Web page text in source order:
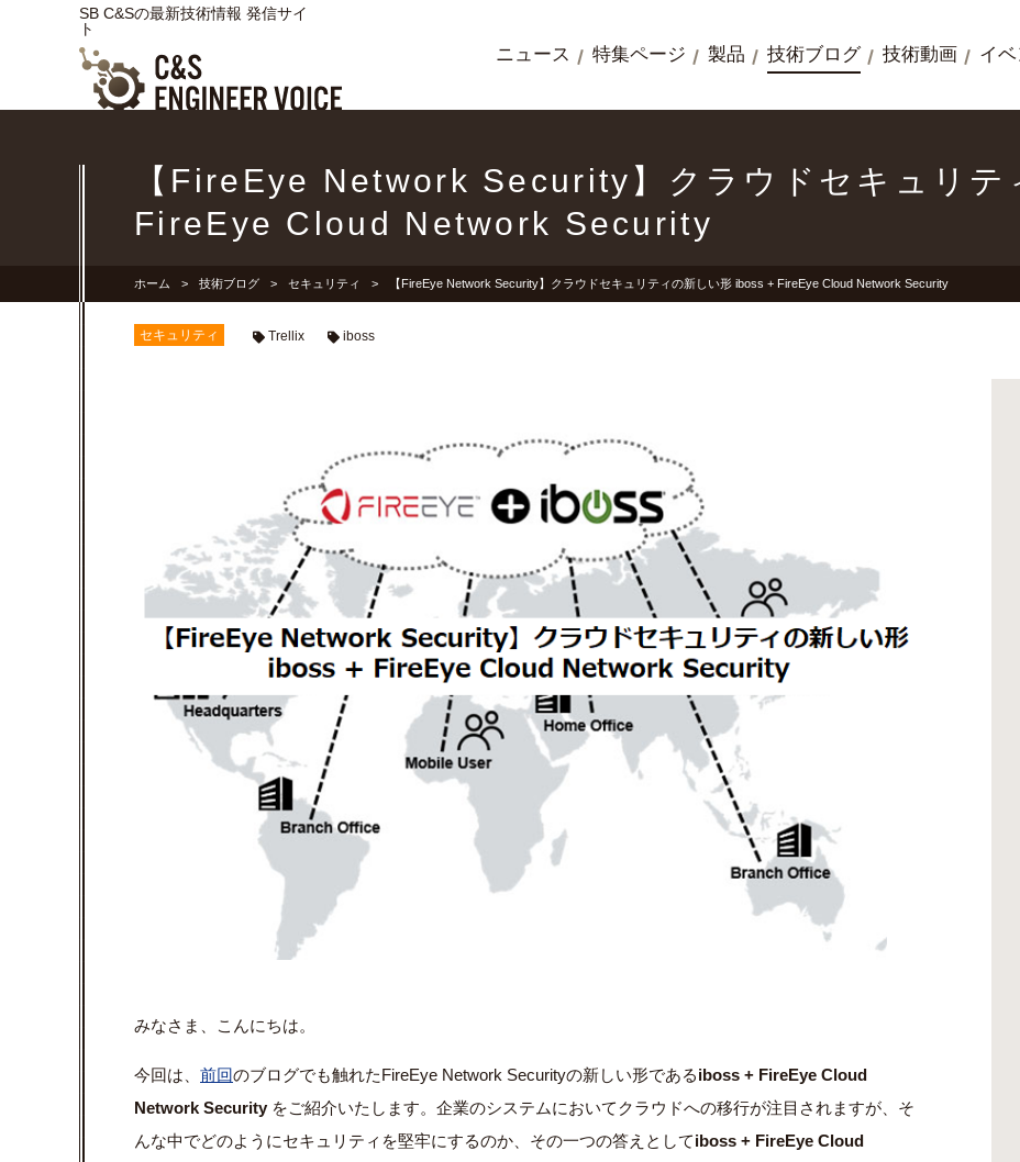
SB C&Sの最新技術情報 発信サイ
ト
ニュース 特集ページ 製品 技術ブログ 技術動画 イベ
【FireEye Network Security】クラウドセキュリ
FireEye Cloud Network Security
ホーム 技術ブログ セキュリティ 【FireEye Network Security】クラウドセキュリティの新しい形 iboss + FireEye Cloud Network Security
セキュリティ Trellix iboss
みなさま、こんにちは。
今回は、 前回のブログでも触れたFireEye Network Securityの新しい形であるiboss + FireEye Cloud
Network Security をご紹介いたします。企業のシステムにおいてクラウドへの移行が注目されますが、そ
んな中でどのようにセキュリティを堅牢にするのか、その一つの答えとしてiboss + FireEye Cloud